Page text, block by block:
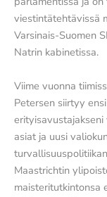
viestintätehtävissä
Varsinais-Suomen
Natrin kabinetissa.
Viime vuonna
Petersen siirtyy
asiat ja uusi
Maastrichtin
maisteritutkintonsa